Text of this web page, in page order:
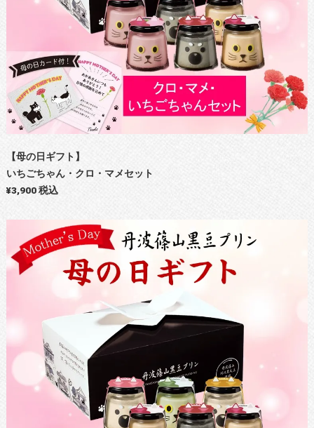
【母の日ギフト】
いちごちゃん・クロ・マメセット
¥3,900 税込